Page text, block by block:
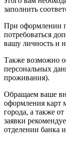
заполнить
При оформлении
потребоваться
вашу личность и
Также возможно
персональных
проживания).
Обращаем ваше
оформления карт
города, а также
заявки
отделении банка